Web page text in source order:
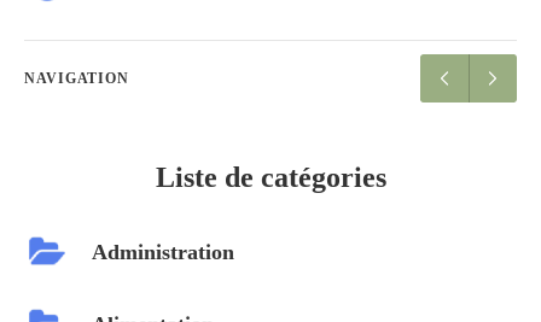
NAVIGATION
Liste de catégories
Administration